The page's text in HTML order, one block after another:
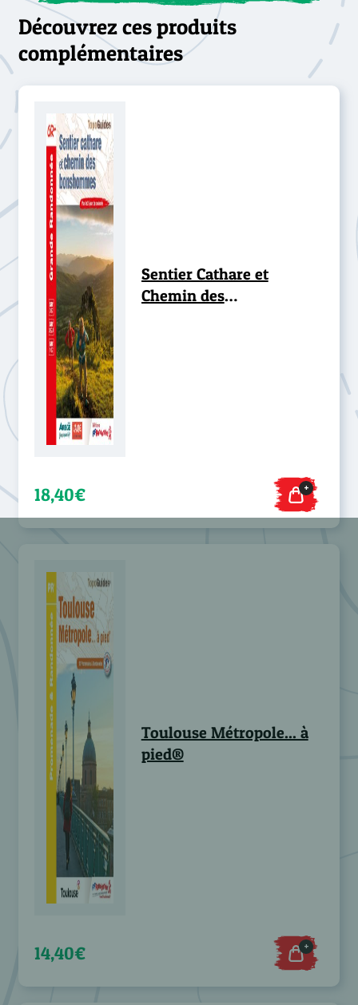
Découvrez ces produits
complémentaires
Sentier Cathare et
Chemin des
18,40€ +
Toulouse Métropole... à
pied®
14,40€ +